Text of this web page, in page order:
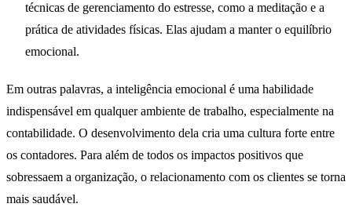
técnicas de gerenciamento do estresse, como a meditação e a
prática de atividades físicas. Elas ajudam a manter o equilíbrio
emocional.
Em outras palavras, a inteligência emocional é uma habilidade
indispensável em qualquer ambiente de trabalho, especialmente na
contabilidade. O desenvolvimento dela cria uma cultura forte entre
os contadores. Para além de todos os impactos positivos que
sobressaem a organização, o relacionamento com os clientes se torna
mais saudável.